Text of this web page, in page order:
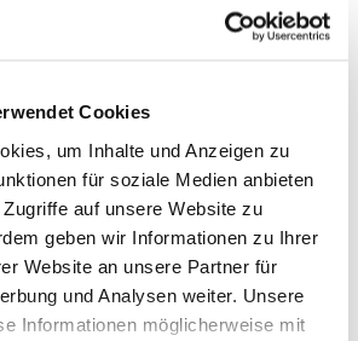
Cookies
um Inhalte und Anzeigen zu
für soziale Medien anbieten
auf unsere Website zu
geben wir Informationen zu Ihrer
Website an unsere Partner für
und Analysen weiter. Unsere
Informationen möglicherweise mit
auch